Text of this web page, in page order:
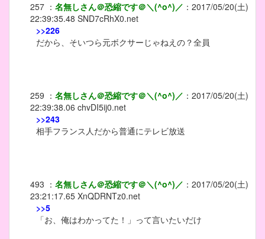
257 ： 名無しさん＠恐縮です＠＼(^o^)／ ： 2017/05/20(土)
22:39:35.48 SND7cRhX0.net
>>226
だから、そいつら元ボクサーじゃねえの？全員
259 ： 名無しさん＠恐縮です＠＼(^o^)／ ： 2017/05/20(土)
22:39:38.06 chvDI5ij0.net
>>243
相手フランス人だから普通にテレビ放送
493 ： 名無しさん＠恐縮です＠＼(^o^)／ ： 2017/05/20(土)
23:21:17.65 XnQDRNTz0.net
>>5
「お、俺はわかってた！」って言いたいだけ